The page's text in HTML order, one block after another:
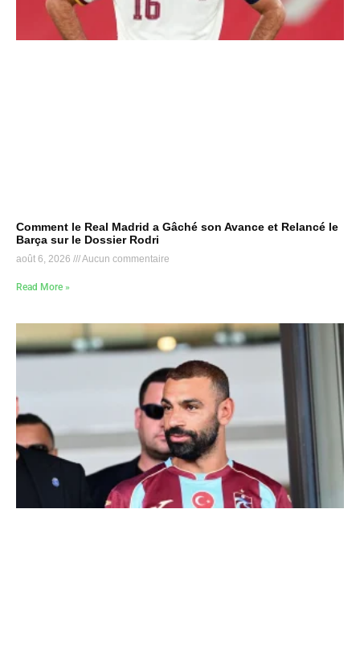
Comment le Real Madrid a Gâché son Avance et Relancé le
Barça sur le Dossier Rodri
août 6, 2026 Aucun commentaire
Read More »